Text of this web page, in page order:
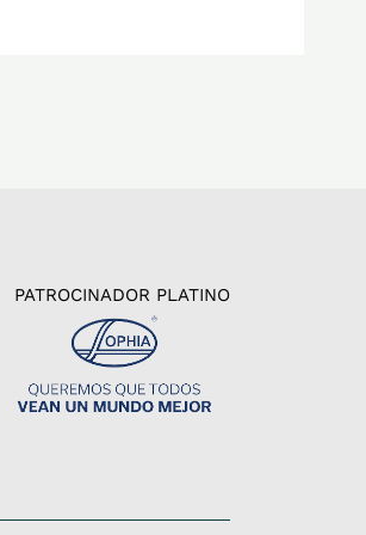
PATROCINADOR PLATINO